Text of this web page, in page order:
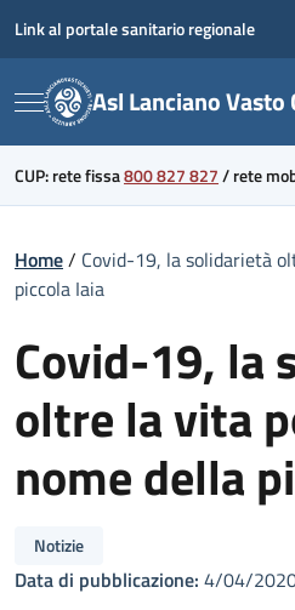
content
Link al portale sanitario regionale
Menu Asl Lanciano Vasto
CUP: rete fissa800 827 827/rete
Home/ Covid-19, la solidarietà
piccola Iaia
Covid-19, la
oltre la vita
nome della
Notizie
Data di pubblicazione: 4/04/